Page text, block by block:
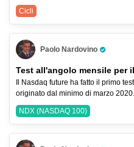
Cicli
Paolo Nardovino
Pro Trader
Test all'angolo mensile per
Il Nasdaq future ha fatto il primo
originato dal minimo di marzo
NDX (NASDAQ 100)